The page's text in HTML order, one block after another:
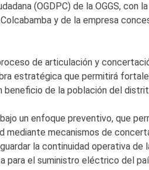
(OGDPC) de la OGGS,
y de la empresa
de articulación y
estratégica que permitirá
beneficio de la población del
un enfoque preventivo, que
mediante mecanismos de
la continuidad operativa
para el suministro eléctrico del